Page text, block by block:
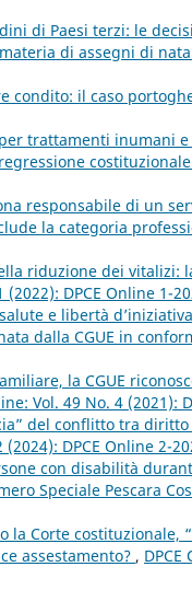
di Paesi terzi: le
di assegni di
condito: il caso
per trattamenti
responsabile di un
la categoria
riduzione dei vitalizi:
(2022): DPCE Online 1-
e libertà
dalla CGUE in
la CGUE
Vol. 49 No. 4 (2021):
del conflitto tra
(2024): DPCE Online 2-
con disabilità
Speciale Pescara
la Corte costituzionale,
assestamento? ,